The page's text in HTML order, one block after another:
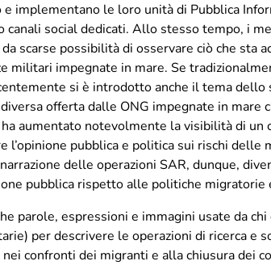
implementano le loro unità di Pubblica
social dedicati. Allo stesso tempo, i
scarse possibilità di osservare ciò che sta
militari impegnate in mare. Se
si è introdotto anche il tema dello
offerta dalle ONG impegnate in mare
aumentato notevolmente la visibilità di un
pubblica e politica sui rischi delle
delle operazioni SAR, dunque,
pubblica rispetto alle politiche migratorie
parole, espressioni e immagini usate da
per descrivere le operazioni di ricerca e
confronti dei migranti e alla chiusura dei